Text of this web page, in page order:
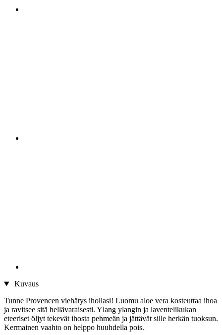
Kuvaus
Tunne Provencen viehätys ihollasi! Luomu aloe vera kosteuttaa ihoa
ja ravitsee sitä hellävaraisesti. Ylang ylangin ja laventelikukan
eteeriset öljyt tekevät ihosta pehmeän ja jättävät sille herkän tuoksun.
Kermainen vaahto on helppo huuhdella pois.